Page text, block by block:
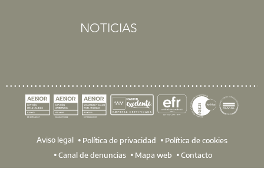
Centro de Atención Integral - CAI
NOTICIAS
Aviso legal Política de privacidad
Política de cookies
Canal de denuncias
Mapa web Contacto